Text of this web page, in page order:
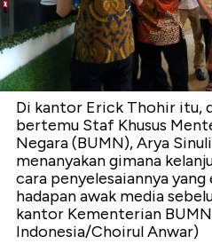
Di kantor Erick Thohir itu,
bertemu Staf Khusus
Negara (BUMN), Arya
menanyakan gimana
cara penyelesaiannya yang
hadapan awak media
kantor Kementerian
Indonesia/Choirul Anwar)